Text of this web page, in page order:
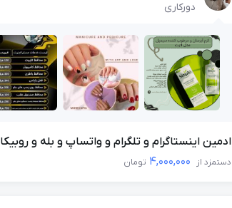
دورکاری
ادمین اینستاگرام و تلگرام و واتساپ و بله و روبیکا
دستمزد از 4,000,000 تومان